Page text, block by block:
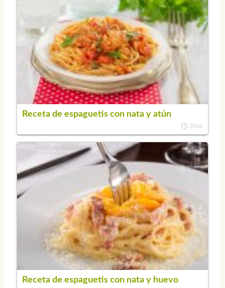
Receta de espaguetis con nata y atún
35m
Receta de espaguetis con nata y huevo